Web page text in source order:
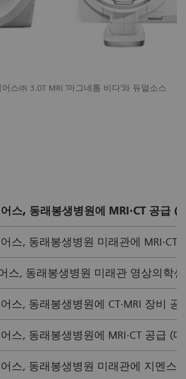
스㈜ 3.0T MRI ‘마그네톰 비다‘와 듀얼소스
스, 동래봉생병원에 MRI·CT 공급
스, 동래봉생병원 미래관에
스, 동래봉생병원 미래관 영상의학
스, 동래봉생병원에 CT·MRI 장비
스, 동래봉생병원에 MRI·CT 공급 (
스, 동래봉생병원 미래관에 지멘스